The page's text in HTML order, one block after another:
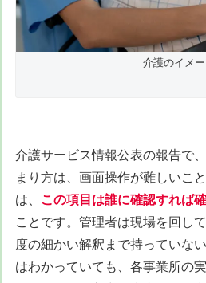
介護のイメ
介護サービス情報公表の報告で
まり方は、画面操作が難しいこ
は、 この項目は誰に確認すれば
ことです。管理者は現場を回し
度の細かい解釈まで持っていな
はわかっていても、各事業所の